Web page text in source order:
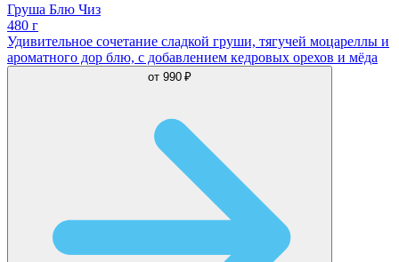
Груша Блю Чиз
480 г
Удивительное сочетание сладкой груши, тягучей моцареллы и
ароматного дор блю, с добавлением кедровых орехов и мёда
от 990 ₽